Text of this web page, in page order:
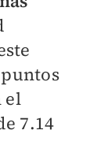
el
7.14